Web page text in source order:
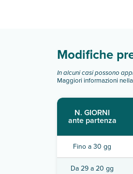
Modifiche
In alcuni casi possono
Maggiori informazioni
N. GIORNI
ante partenza
Fino a 30 gg
Da 29 a 20 gg